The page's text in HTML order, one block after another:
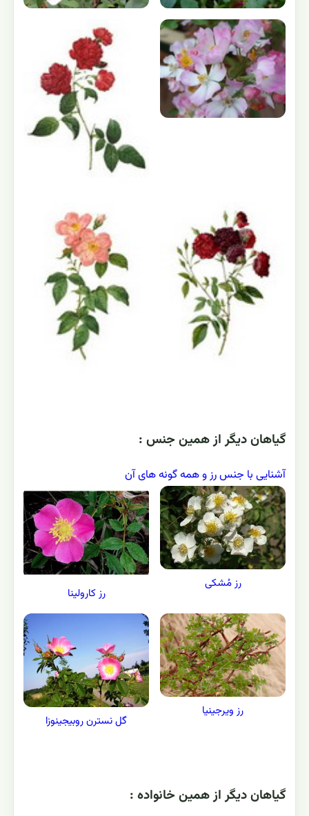
گياهان ديگر از همين جنس :
آشنایی با جنس رز و همه گونه های آن
رز مُشکی
رز کارولینا
رز ویرجینیا
گل نسترن روبیجینوزا
گياهان ديگر از همين خانواده :